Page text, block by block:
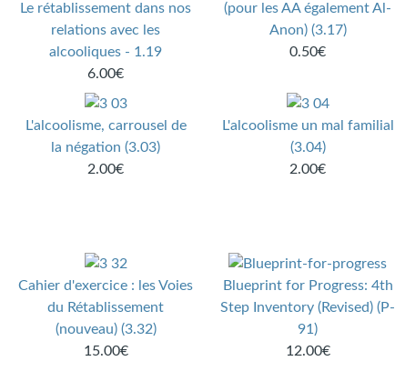
Le rétablissement dans nos
relations avec les
alcooliques - 1.19
6.00€
(pour les AA également Al-
Anon) (3.17)
0.50€
L'alcoolisme, carrousel de
la négation (3.03)
2.00€
L'alcoolisme un mal familial
(3.04)
2.00€
Cahier d'exercice : les Voies
du Rétablissement
(nouveau) (3.32)
15.00€
Blueprint for Progress: 4th
Step Inventory (Revised) (P-
91)
12.00€